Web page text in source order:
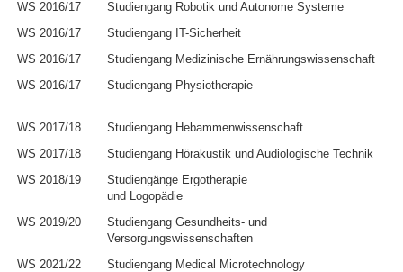
WS 2016/17
Studiengang Robotik und Autonome Systeme
WS 2016/17
Studiengang IT-Sicherheit
WS 2016/17
Studiengang Medizinische Ernährungswissenschaft
WS 2016/17
Studiengang Physiotherapie
WS 2017/18
Studiengang Hebammenwissenschaft
WS 2017/18
Studiengang Hörakustik und Audiologische Technik
WS 2018/19
Studiengänge Ergotherapie
und Logopädie
WS 2019/20
Studiengang Gesundheits- und
Versorgungswissenschaften
WS 2021/22
Studiengang Medical Microtechnology